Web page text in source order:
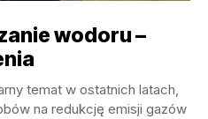
wodoru –
temat w ostatnich latach,
na redukcję emisji gazów